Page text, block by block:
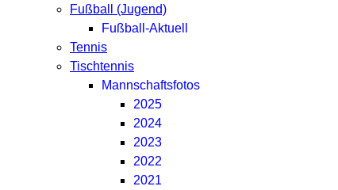
Fußball (Jugend)
Fußball-Aktuell
Tennis
Tischtennis
Mannschaftsfotos
2025
2024
2023
2022
2021